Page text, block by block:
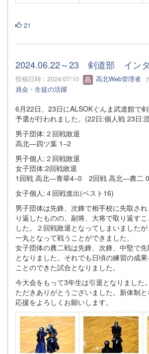
21
2024.06.22～23 剣道部 イン
投稿日時 : 2024/07/10 高北Web管理者
員会・生徒の活躍
6月22日、23日にALSOKぐんま武道館で
予選が行われました。(22日:個人戦 23日:
男子団体:２回戦敗退
高北―四ツ葉 1−2
男子個人:２回戦敗退
女子団体:2回戦敗退
1回戦 高北―青翠4−0 2回戦 高北―農
女子個人:４回戦進出(ベスト16)
男子団体は先鋒、次鋒で相手校に先取さ
り返したものの、副将、大将で取り返す
した。２回戦敗退となってしまいました
一丸となって戦うことができました。
女子団体の農二戦は先鋒、次鋒、中堅で
となりました。それでも日頃の練習の成
ことのできた試合となりました。
今大会をもって3年生は引退となりました
ただきありがとうございました。新体制
応援をよろしくお願いします。